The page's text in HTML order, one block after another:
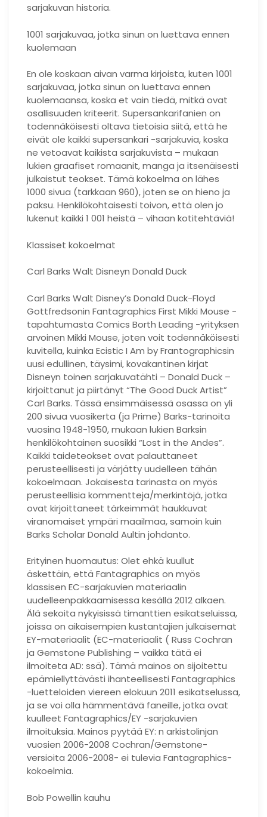
sarjakuvan historia.
1001 sarjakuvaa, jotka sinun on luettava ennen
kuolemaan
En ole koskaan aivan varma kirjoista, kuten 1001
sarjakuvaa, jotka sinun on luettava ennen
kuolemaansa, koska et vain tiedä, mitkä ovat
osallisuuden kriteerit. Supersankarifanien on
todennäköisesti oltava tietoisia siitä, että he
eivät ole kaikki supersankari -sarjakuvia, koska
ne vetoavat kaikista sarjakuvista – mukaan
lukien graafiset romaanit, manga ja itsenäisesti
julkaistut teokset. Tämä kokoelma on lähes
1000 sivua (tarkkaan 960), joten se on hieno ja
paksu. Henkilökohtaisesti toivon, että olen jo
lukenut kaikki 1 001 heistä – vihaan kotitehtäviä!
Klassiset kokoelmat
Carl Barks Walt Disneyn Donald Duck
Carl Barks Walt Disney’s Donald Duck-Floyd
Gottfredsonin Fantagraphics First Mikki Mouse -
tapahtumasta Comics Borth Leading -yrityksen
arvoinen Mikki Mouse, joten voit todennäköisesti
kuvitella, kuinka Ecistic I Am by Frantographicsin
uusi edullinen, täysimi, kovakantinen kirjat
Disneyn toinen sarjakuvatähti – Donald Duck –
kirjoittanut ja piirtänyt “The Good Duck Artist”
Carl Barks. Tässä ensimmäisessä osassa on yli
200 sivua vuosikerta (ja Prime) Barks-tarinoita
vuosina 1948-1950, mukaan lukien Barksin
henkilökohtainen suosikki “Lost in the Andes”.
Kaikki taideteokset ovat palauttaneet
perusteellisesti ja värjätty uudelleen tähän
kokoelmaan. Jokaisesta tarinasta on myös
perusteellisia kommentteja/merkintöjä, jotka
ovat kirjoittaneet tärkeimmät haukkuvat
viranomaiset ympäri maailmaa, samoin kuin
Barks Scholar Donald Aultin johdanto.
Erityinen huomautus: Olet ehkä kuullut
äskettäin, että Fantagraphics on myös
klassisen EC-sarjakuvien materiaalin
uudelleenpakkaamisessa kesällä 2012 alkaen.
Älä sekoita nykyisissä timanttien esikatseluissa,
joissa on aikaisempien kustantajien julkaisemat
EY-materiaalit (EC-materiaalit ( Russ Cochran
ja Gemstone Publishing – vaikka tätä ei
ilmoiteta AD: ssä). Tämä mainos on sijoitettu
epämiellyttävästi ihanteellisesti Fantagraphics
-luetteloiden viereen elokuun 2011 esikatselussa,
ja se voi olla hämmentävä faneille, jotka ovat
kuulleet Fantagraphics/EY -sarjakuvien
ilmoituksia. Mainos pyytää EY: n arkistolinjan
vuosien 2006-2008 Cochran/Gemstone-
versioita 2006-2008- ei tulevia Fantagraphics-
kokoelmia.
Bob Powellin kauhu